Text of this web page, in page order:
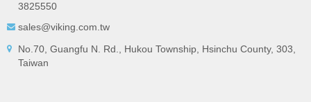
3825550
sales@viking.com.tw
No.70, Guangfu N. Rd., Hukou Township, Hsinchu County, 303,
Taiwan